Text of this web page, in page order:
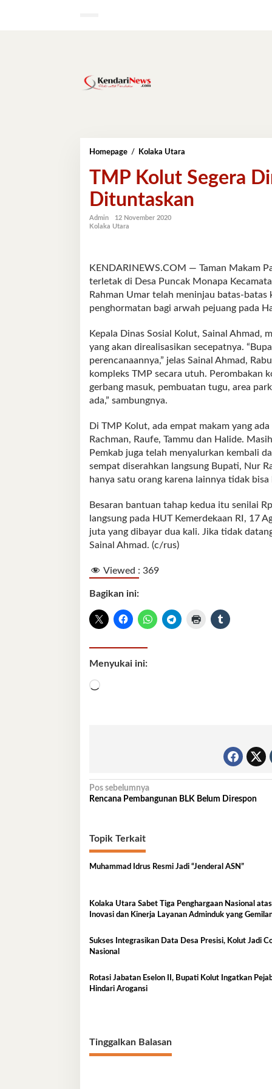
Homepage / Kolaka Utara
Segera
Direnovasi,
Santunan
Veteran
TMP Kolut Segera
Dituntaskan
Admin
12 November 2020
Kolaka Utara
KENDARINEWS.COM — Taman Makam
terletak di Desa Puncak Monapa
Rahman Umar telah meninjau batas-
penghormatan bagi arwah pejuang pada
Kepala Dinas Sosial Kolut, Sainal Ahmad,
yang akan direalisasikan secepatnya.
perencanaannya,” jelas Sainal Ahmad,
kompleks TMP secara utuh. Perombakan
gerbang masuk, pembuatan tugu, area
ada,” sambungnya.
Di TMP Kolut, ada empat makam yang
Rachman, Raufe, Tammu dan Halide.
Pemkab juga telah menyalurkan kembali
sempat diserahkan langsung Bupati, Nur
hanya satu orang karena lainnya tidak bisa
Besaran bantuan tahap kedua itu senilai
langsung pada HUT Kemerdekaan RI, 17
juta yang dibayar dua kali. Jika tidak
Sainal Ahmad. (c/rus)
Viewed : 369
Bagikan ini:
Menyukai ini:
Memuat...
Navigasi
Pos sebelumnya
Rencana Pembangunan BLK Belum Direspon
Topik Terkait
Muhammad Idrus Resmi Jadi “Jenderal ASN”
Kolaka Utara Sabet Tiga Penghargaan Nasional atas
Inovasi dan Kinerja Layanan Adminduk yang
Sukses Integrasikan Data Desa Presisi, Kolut Jadi
Nasional
Rotasi Jabatan Eselon II, Bupati Kolut Ingatkan
Hindari Arogansi
Tinggalkan Balasan